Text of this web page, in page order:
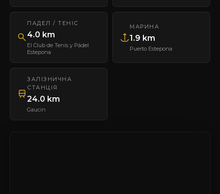
ПАДЕЛ / ТЕНІС
4.0 km
El Club de Tenis y Pádel
Estepona
МАРИНА
1.9 km
Puerto Estepona
ЗАЛІЗНИЧНА
СТАНЦІЯ
24.0 km
Gaucin